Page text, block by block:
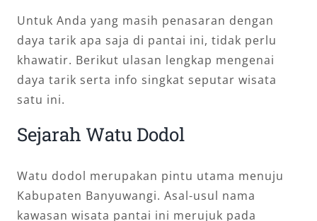
Untuk Anda yang masih penasaran dengan
daya tarik apa saja di pantai ini, tidak perlu
khawatir. Berikut ulasan lengkap mengenai
daya tarik serta info singkat seputar wisata
satu ini.
Sejarah Watu Dodol
Watu dodol merupakan pintu utama menuju
Kabupaten Banyuwangi. Asal-usul nama
kawasan wisata pantai ini merujuk pada